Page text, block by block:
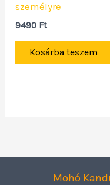
személyre
9490 Ft
Kosárba teszem
Mohó